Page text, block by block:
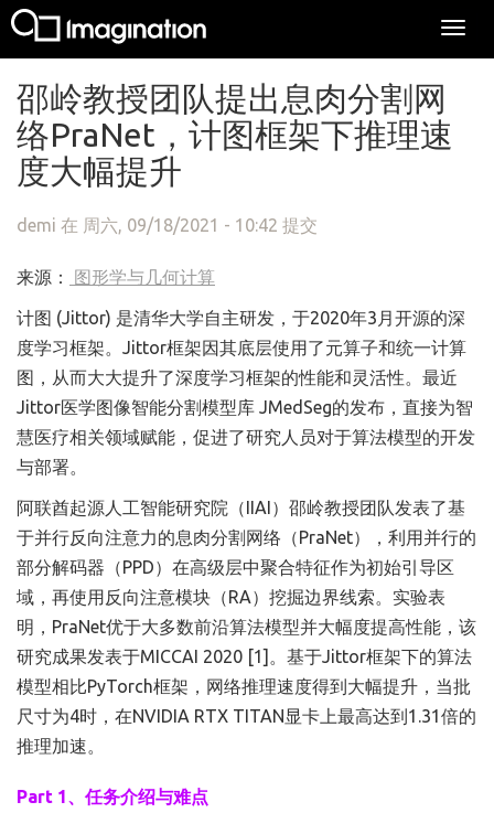
邵岭教授团队提出息肉分割网
络PraNet，计图框架下推理速
度大幅提升
demi 在 周六, 09/18/2021 - 10:42 提交
来源： 图形学与几何计算
计图 (Jittor) 是清华大学自主研发，于2020年3月开源的深
度学习框架。Jittor框架因其底层使用了元算子和统一计算
图，从而大大提升了深度学习框架的性能和灵活性。最近
Jittor医学图像智能分割模型库 JMedSeg的发布，直接为智
慧医疗相关领域赋能，促进了研究人员对于算法模型的开发
与部署。
阿联酋起源人工智能研究院（IIAI）邵岭教授团队发表了基
于并行反向注意力的息肉分割网络（PraNet），利用并行的
部分解码器（PPD）在高级层中聚合特征作为初始引导区
域，再使用反向注意模块（RA）挖掘边界线索。实验表
明，PraNet优于大多数前沿算法模型并大幅度提高性能，该
研究成果发表于MICCAI 2020 [1]。基于Jittor框架下的算法
模型相比PyTorch框架，网络推理速度得到大幅提升，当批
尺寸为4时，在NVIDIA RTX TITAN显卡上最高达到1.31倍的
推理加速。
Part 1、任务介绍与难点